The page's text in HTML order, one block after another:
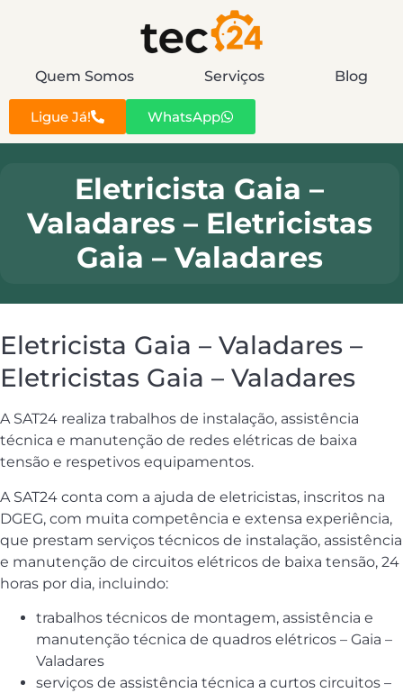
Quem Somos Serviços Blog
Ligue Já! WhatsApp
Eletricista Gaia –
Valadares – Eletricistas
Gaia – Valadares
Eletricista Gaia – Valadares –
Eletricistas Gaia – Valadares
A SAT24 realiza trabalhos de instalação, assistência
técnica e manutenção de redes elétricas de baixa
tensão e respetivos equipamentos.
A SAT24 conta com a ajuda de eletricistas, inscritos na
DGEG, com muita competência e extensa experiência,
que prestam serviços técnicos de instalação, assistência
e manutenção de circuitos elétricos de baixa tensão, 24
horas por dia, incluindo:
trabalhos técnicos de montagem, assistência e
manutenção técnica de quadros elétricos – Gaia –
Valadares
serviços de assistência técnica a curtos circuitos –